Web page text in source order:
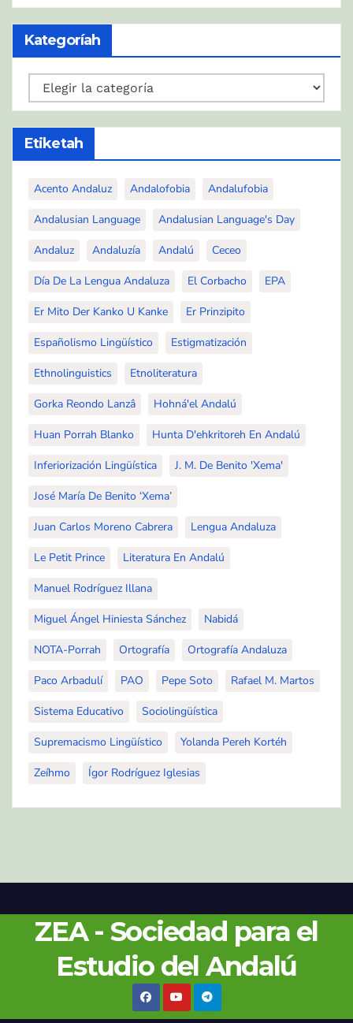
Kategoríah
Kategoríah
Etiketah
Acento Andaluz Andalofobia Andalufobia
Andalusian Language Andalusian Language's Day
Andaluz Andaluzía Andalú Ceceo
Día De La Lengua Andaluza El Corbacho EPA
Er Mito Der Kanko U Kanke Er Prinzipito
Españolismo Lingüístico Estigmatización
Ethnolinguistics Etnoliteratura
Gorka Reondo Lanzâ Hohná'el Andalú
Huan Porrah Blanko Hunta D'ehkritoreh En Andalú
Inferiorización Lingüística J. M. De Benito 'Xema'
José María De Benito ‘Xema’
Juan Carlos Moreno Cabrera Lengua Andaluza
Le Petit Prince Literatura En Andalú
Manuel Rodríguez Illana
Miguel Ángel Hiniesta Sánchez Nabidá
NOTA-Porrah Ortografía Ortografía Andaluza
Paco Arbadulí PAO Pepe Soto Rafael M. Martos
Sistema Educativo Sociolingüística
Supremacismo Lingüístico Yolanda Pereh Kortéh
Zeíhmo Ígor Rodríguez Iglesias
ZEA - Sociedad para el
Estudio del Andalú